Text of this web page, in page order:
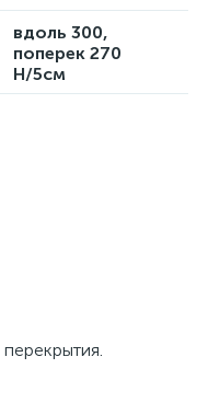
вдоль 300,
поперек 270
H/5см